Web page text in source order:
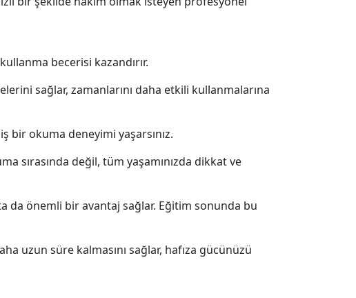
becerisi kazandırır.
sağlar, zamanlarını daha etkili kullanmalarına
bir okuma deneyimi yaşarsınız.
sırasında değil, tüm yaşamınızda dikkat ve
da önemli bir avantaj sağlar. Eğitim sonunda bu
uzun süre kalmasını sağlar, hafıza gücünüzü